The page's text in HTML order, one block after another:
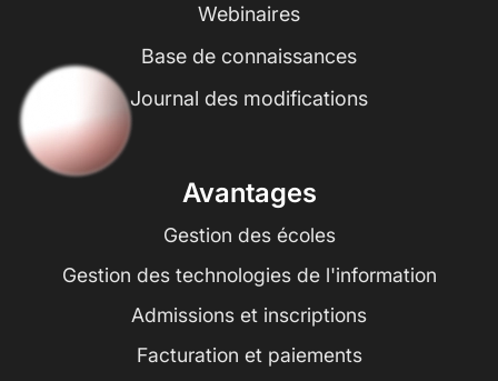
Webinaires
Base de connaissances
Journal des modifications
Avantages
Gestion des écoles
Gestion des technologies de l'information
Admissions et inscriptions
Facturation et paiements